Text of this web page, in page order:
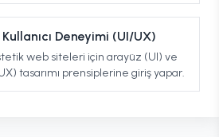
Deneyimi (UI/UX)
web siteleri için arayüz (UI) ve
tasarımı prensiplerine giriş yapar.